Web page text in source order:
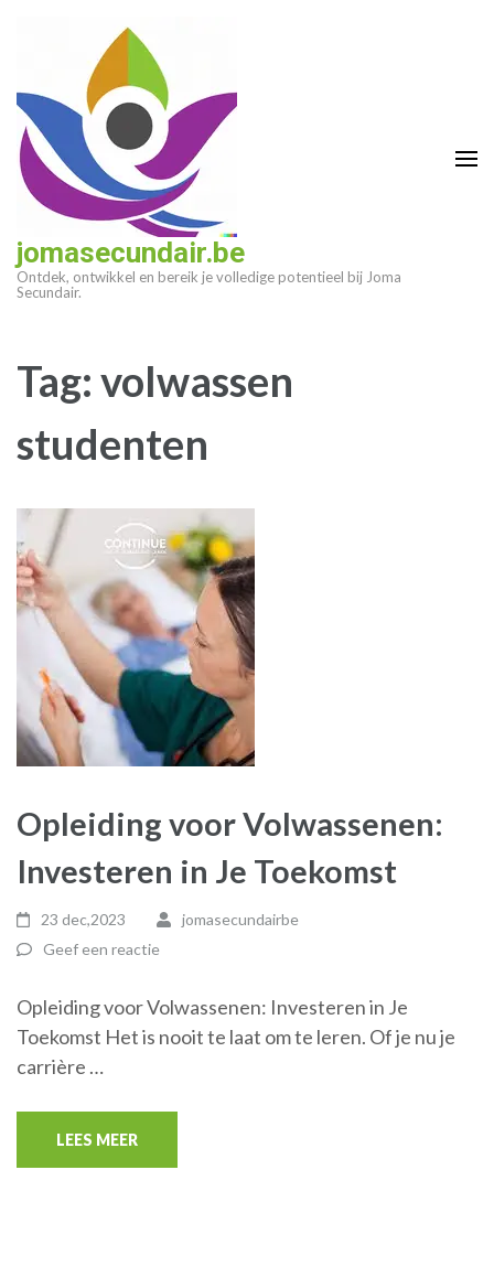
(druk
enter)
jomasecundair.be
Ontdek, ontwikkel en bereik je volledige potentieel bij Joma
Secundair.
Tag:volwassen
studenten
Opleiding voor Volwassenen:
Investeren in Je Toekomst
23 dec,2023
jomasecundairbe
Geef een reactie
Opleiding voor Volwassenen: Investeren in Je
Toekomst Het is nooit te laat om te leren. Of je nu je
carrière …
LEES MEER